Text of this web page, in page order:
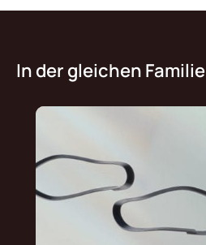
In der gleichen Familie